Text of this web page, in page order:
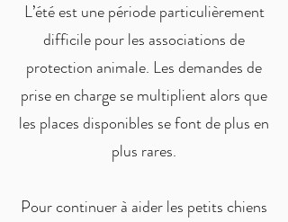
L’été est une période particulièrement
difficile pour les associations de
protection animale. Les demandes de
prise en charge se multiplient alors que
les places disponibles se font de plus en
plus rares.
Pour continuer à aider les petits chiens